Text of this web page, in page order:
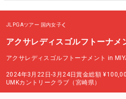
JLPGAツアー 国内女子
アクサレディスゴルフトーナメ
アクサレディスゴルフトーナメント in
2024年3月22日-3月24日賞金総額
UMKカントリークラブ（宮崎県）